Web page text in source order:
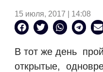
15 июля, 2017 | 14:08
В тот же день
открытые,